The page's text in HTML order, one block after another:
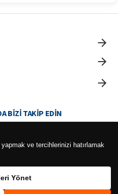
BIZI TAKIP EDIN
ve tercihlerinizi hatırlamak
Yönet